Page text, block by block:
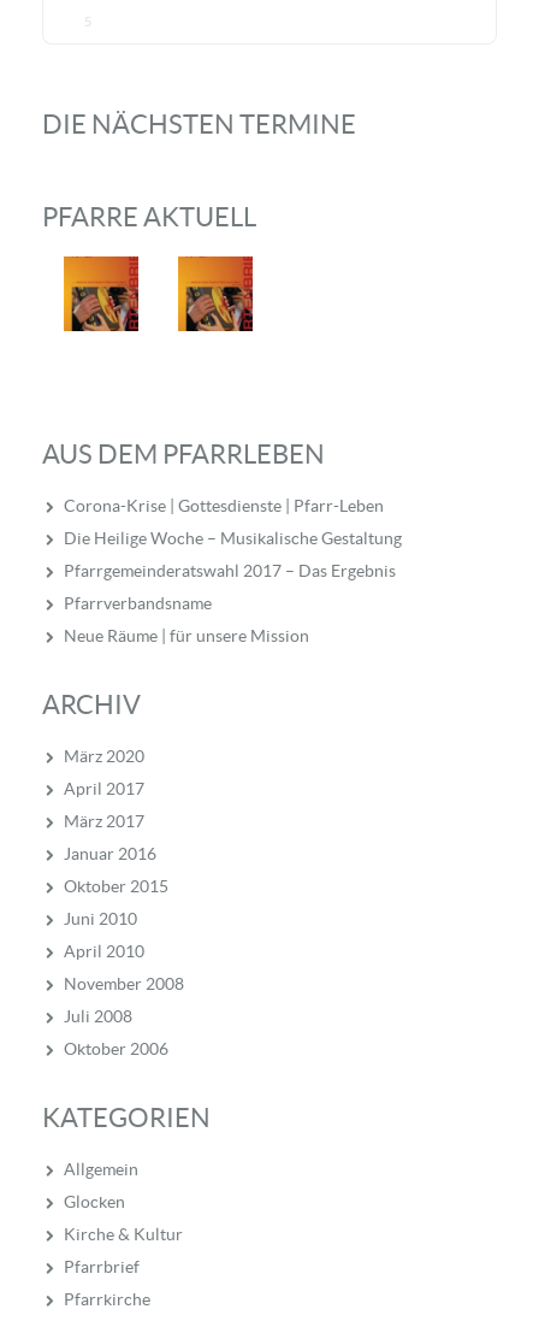
5
DIE NÄCHSTEN TERMINE
PFARRE AKTUELL
AUS DEM PFARRLEBEN
Corona-Krise | Gottesdienste | Pfarr-Leben
Die Heilige Woche – Musikalische Gestaltung
Pfarrgemeinderatswahl 2017 – Das Ergebnis
Pfarrverbandsname
Neue Räume | für unsere Mission
ARCHIV
März 2020
April 2017
März 2017
Januar 2016
Oktober 2015
Juni 2010
April 2010
November 2008
Juli 2008
Oktober 2006
KATEGORIEN
Allgemein
Glocken
Kirche & Kultur
Pfarrbrief
Pfarrkirche